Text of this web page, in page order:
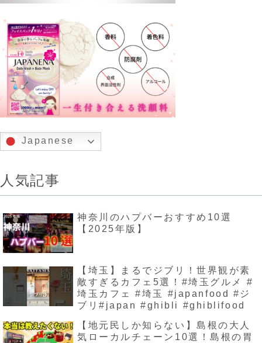
Japanese
人気記事
神奈川のハプバーおすすめ10選
【2025年版】
【埼玉】まるでジブリ！世界観が素
敵すぎるカフェ5選！#埼玉グルメ #
埼玉カフェ #埼玉 #japanfood #ジ
ブリ#japan #ghibli #ghiblifood
【地元民しか知らない】島根の大人
気ローカルチェーン10選！島根の胃